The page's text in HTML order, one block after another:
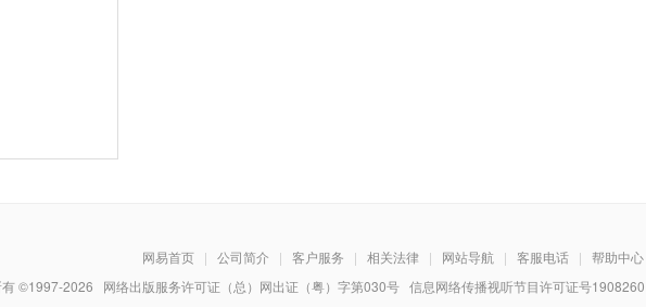
网易首页 | 公司简介 | 客户服务 | 相关法律 | 网站导航 | 客服电话 | 帮助中心
有 ©1997-2026 网络出版服务许可证（总）网出证（粤）字第030号 信息网络传播视听节目许可证号